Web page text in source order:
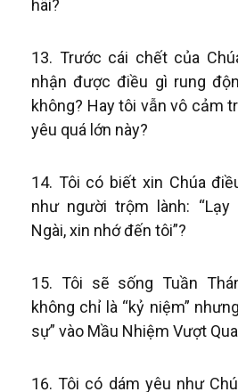
hãi?
Trước cái chết của
nhận được điều gì rung
không? Hay tôi vẫn vô cảm
yêu quá lớn này?
Tôi có biết xin Chúa
như người trộm lành: “Lạy
Ngài, xin nhớ đến tôi”?
Tôi sẽ sống Tuần
không chỉ là “kỷ niệm”
sự” vào Mầu Nhiệm Vượt
Tôi có dám yêu như